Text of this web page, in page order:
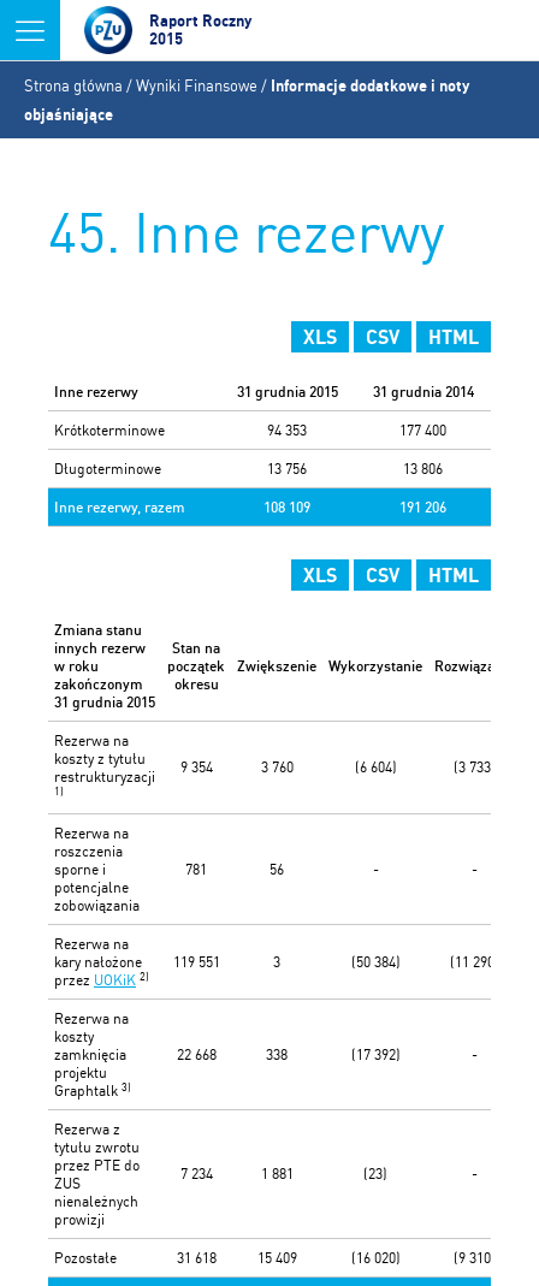
Jump to navigation
Raport Roczny
2015
Jesteś
tutaj
Strona główna /Wyniki Finansowe / Informacje dodatkowe i noty
objaśniające
45. Inne rezerwy
XLS CSV HTML
Inne rezerwy 31 grudnia 2015 31 grudnia 2014
Krótkoterminowe 94 353 177 400
Długoterminowe 13 756 13 806
Inne rezerwy, razem 108 109 191 206
XLS CSV HTML
Zmiana stanu
innych rezerw
w roku
zakończonym
31 grudnia 2015
Stan na
początek
okresu
Zwiększenie Wykorzystanie Rozwiązanie
Rezerwa na
koszty z tytułu
restrukturyzacji
1)
9 354 3 760 (6 604) (3 733)
Rezerwa na
roszczenia
sporne i
potencjalne
zobowiązania
781 56 - -
Rezerwa na
kary nałożone
przez UOKiK 2)
119 551 3 (50 384) (11 290)
Rezerwa na
koszty
zamknięcia
projektu
Graphtalk 3)
22 668 338 (17 392) -
Rezerwa z
tytułu zwrotu
przez PTE do
ZUS
nienależnych
prowizji
7 234 1 881 (23) -
Pozostałe 31 618 15 409 (16 020) (9 310)